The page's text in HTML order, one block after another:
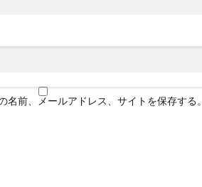
前、メールアドレス、サイトを保存する。